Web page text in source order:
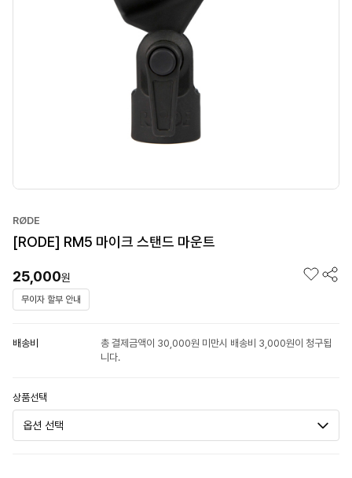
RØDE
[RODE] RM5 마이크 스탠드 마운트
25,000원
무이자 할부 안내
배송비
총 결제금액이 30,000원 미만시 배송비 3,000원이 청구됩
니다.
상품선택